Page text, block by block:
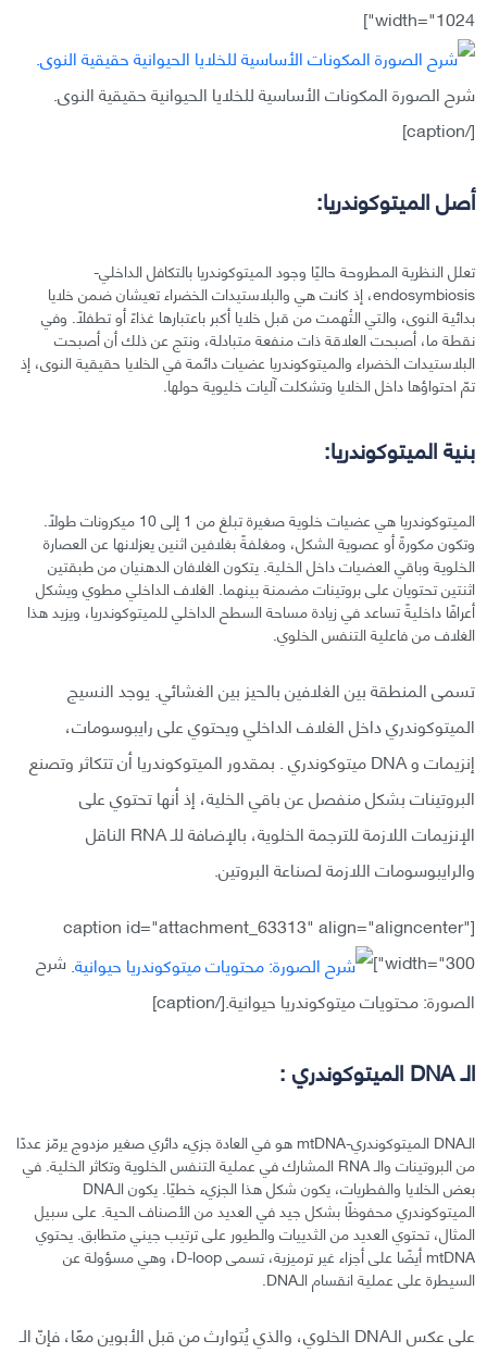
width="1024"]
شرح الصورة المكونات الأساسية للخلايا الحيوانية حقيقية النوى.
[/caption]
أصل الميتوكوندريا:
تعلل النظرية المطروحة حاليًا وجود الميتوكوندريا بالتكافل الداخلي-
endosymbiosis، إذ كانت هي والبلاستيدات الخضراء تعيشان ضمن خلايا
بدائية النوى، والتي التُهمت من قبل خلايا أكبر باعتبارها غذاءً أو تطفلًا. وفي
نقطة ما، أصبحت العلاقة ذات منفعة متبادلة، ونتج عن ذلك أن أصبحت
البلاستيدات الخضراء والميتوكوندريا عضيات دائمة في الخلايا حقيقية النوى، إذ
تمّ احتواؤها داخل الخلايا وتشكلت آليات خليوية حولها.
بنية الميتوكوندريا:
الميتوكوندريا هي عضيات خلوية صغيرة تبلغ من 1 إلى 10 ميكرونات طولًا.
وتكون مكورةً أو عصوية الشكل، ومغلفةً بغلافين اثنين يعزلانها عن العصارة
الخلوية وباقي العضيات داخل الخلية. يتكون الغلافان الدهنيان من طبقتين
اثنتين تحتويان على بروتينات مضمنة بينهما. الغلاف الداخلي مطوي ويشكل
أعرافًا داخليةً تساعد في زيادة مساحة السطح الداخلي للميتوكوندريا، ويزيد هذا
الغلاف من فاعلية التنفس الخلوي.
تسمى المنطقة بين الغلافين بالحيز بين الغشائي. يوجد النسيج
الميتوكوندري داخل الغلاف الداخلي ويحتوي على رايبوسومات،
إنزيمات و DNA ميتوكوندري . بمقدور الميتوكوندريا أن تتكاثر وتصنع
البروتينات بشكل منفصل عن باقي الخلية، إذ أنها تحتوي على
الإنزيمات اللازمة للترجمة الخلوية، بالإضافة للـ RNA الناقل
والرايبوسومات اللازمة لصناعة البروتين.
[caption id="attachment_63313" align="aligncenter"
width="300"]
شرح
الصورة: محتويات ميتوكوندريا حيوانية.[/caption]
الـ DNA الميتوكوندري :
الـDNA الميتوكوندري-mtDNA هو في العادة جزيء دائري صغير مزدوج يرمّز عددًا
من البروتينات والـ RNA المشارك في عملية التنفس الخلوية وتكاثر الخلية. في
بعض الخلايا والفطريات، يكون شكل هذا الجزيء خطيًا. يكون الـDNA
الميتوكوندري محفوظًا بشكل جيد في العديد من الأصناف الحية. على سبيل
المثال، تحتوي العديد من الثدييات والطيور على ترتيب جيني متطابق. يحتوي
mtDNA أيضًا على أجزاء غير ترميزية، تسمى D-loop، وهي مسؤولة عن
السيطرة على عملية انقسام الـDNA.
على عكس الـDNA الخلوي، والذي يُتوارث من قبل الأبوين معًا، فإنّ الـ